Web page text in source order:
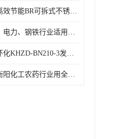
湖南高效节能BR可拆式不锈钢板式换热器厂家定制
化工、电力、钢铁行业适用冷却冷凝蒸发加热不锈钢可拆式板式换热器
湖南怀化KHZD-BN210-3发动机柴油冷却钎焊机板式热交换器
湖南衡阳化工农药行业用全焊接板式冷凝器专业定制